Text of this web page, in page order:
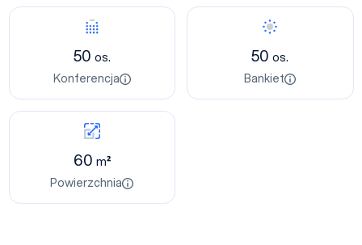
50 os.
Konferencja
50os.
Bankiet
60 m²
Powierzchnia